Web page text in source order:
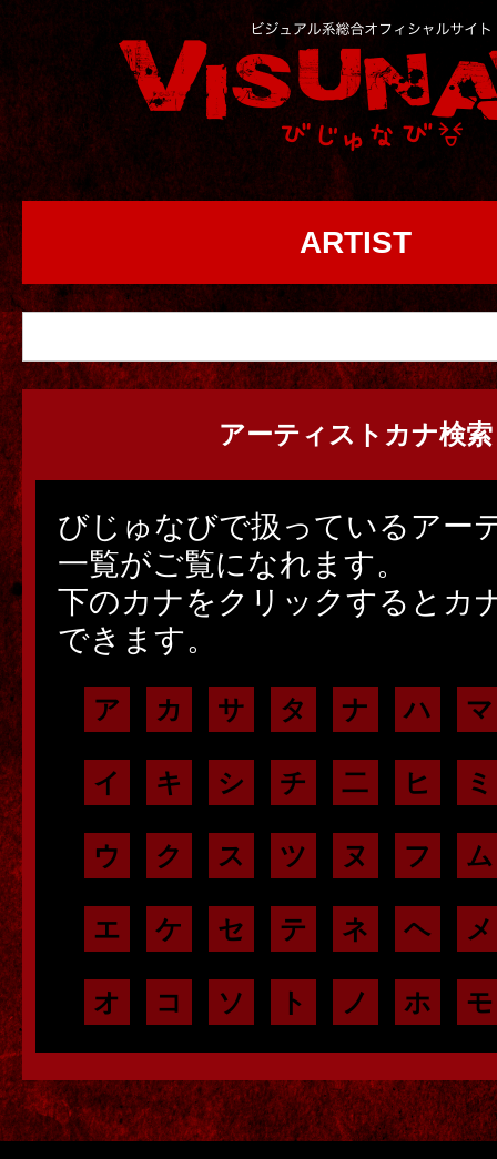
ARTIST
アーティストカナ検索
びじゅなびで扱っているアー
一覧がご覧になれます。
下のカナをクリックするとカ
できます。
ア カ サ タ ナ ハ マ
イ キ シ チ 二 ヒ ミ
ウ ク ス ツ ヌ フ ム
エ ケ セ テ ネ ヘ メ
オ コ ソ ト ノ ホ モ